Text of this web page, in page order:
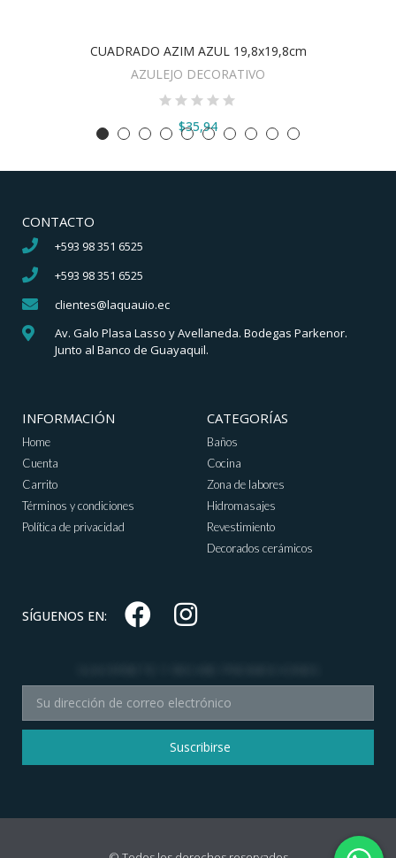
AÑADIR AL CARRITO
CUADRADO AZIM AZUL 19,8x19,8cm
AZULEJO DECORATIVO
$35,94
CONTACTO
+593 98 351 6525
+593 98 351 6525
clientes@laquauio.ec
Av. Galo Plasa Lasso y Avellaneda. Bodegas Parkenor.
Junto al Banco de Guayaquil.
INFORMACIÓN
Home
Cuenta
Carrito
Términos y condiciones
Política de privacidad
CATEGORÍAS
Baños
Cocina
Zona de labores
Hidromasajes
Revestimiento
Decorados cerámicos
SÍGUENOS EN:
Suscribirse